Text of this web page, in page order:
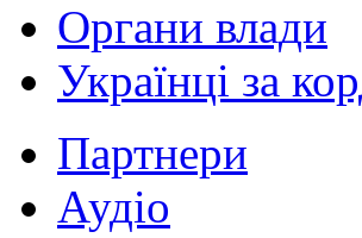
Органи влади
Українці за
Партнери
Аудіо